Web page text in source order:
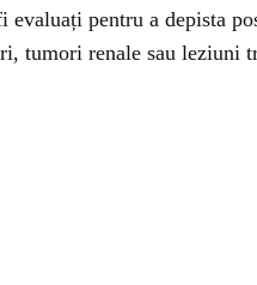
pentru a depista
tumori renale sau leziuni